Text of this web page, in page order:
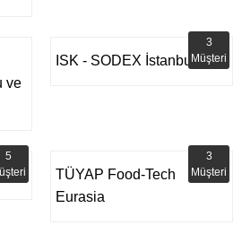
ve
ISK - SODEX İstanbul
3
Müşteri
5
TÜYAP Food-Tech
Eurasia
3
Müşteri